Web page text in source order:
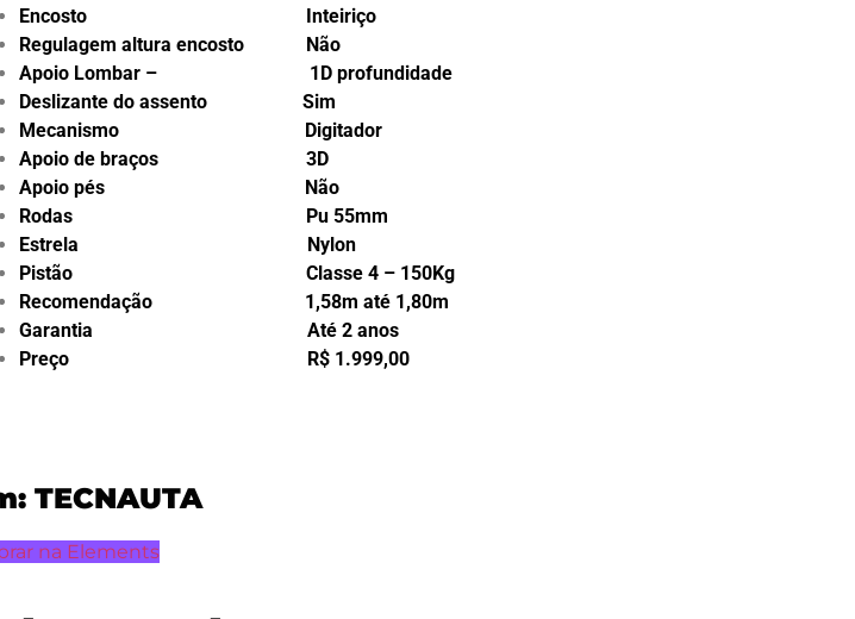
Encosto Inteiriço
Regulagem altura encosto Não
Apoio Lombar – 1D profundidade
Deslizante do assento Sim
Mecanismo Digitador
Apoio de braços 3D
Apoio pés Não
Rodas Pu 55mm
Estrela Nylon
Pistão Classe 4 – 150Kg
Recomendação 1,58m até 1,80m
Garantia Até 2 anos
Preço R$ 1.999,00
TECNAUTA
na Elements